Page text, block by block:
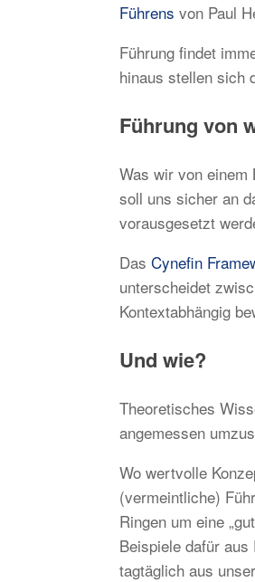
Führens von Paul
Führung findet
hinaus stellen sich
Führung von
Was wir von
soll uns sicher an
vorausgesetzt
Das Cynefin
unterscheidet
Kontextabhängig
Und wie?
Theoretisches
angemessen
Wo wertvolle
(vermeintliche)
Ringen um eine
Beispiele dafür
tagtäglich aus